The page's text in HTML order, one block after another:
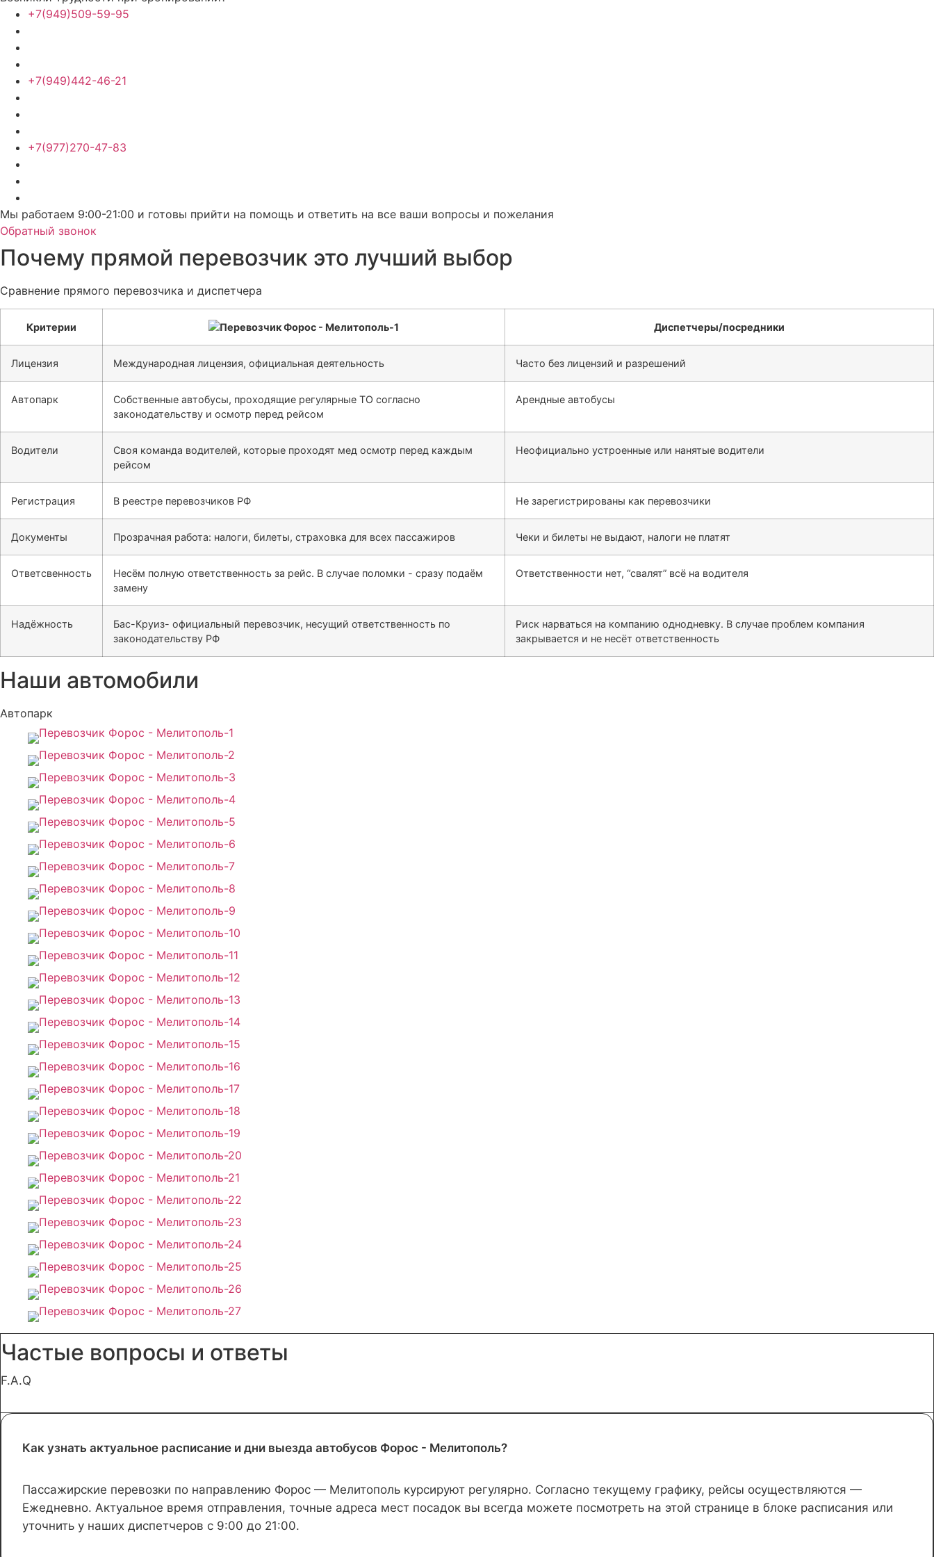
+7(949)509-59-95
+7(949)442-46-21
+7(977)270-47-83
Мы работаем 9:00-21:00 и готовы прийти на помощь и ответить на все ваши вопросы и пожелания
Обратный звонок
Почему прямой перевозчик это лучший выбор
Сравнение прямого перевозчика и диспетчера
Критерии Диспетчеры/посредники
Лицензия Международная лицензия, официальная деятельность Часто без лицензий и разрешений
Автопарк
Собственные автобусы, проходящие регулярные ТО согласно
законодательству и осмотр перед рейсом
Арендные автобусы
Водители
Своя команда водителей, которые проходят мед осмотр перед каждым
рейсом
Неофициально устроенные или нанятые водители
Регистрация В реестре перевозчиков РФ Не зарегистрированы как перевозчики
Документы Прозрачная работа: налоги, билеты, страховка для всех пассажиров Чеки и билеты не выдают, налоги не платят
Ответсвенность
Несём полную ответственность за рейс. В случае поломки - сразу подаём
замену
Ответственности нет, “свалят” всё на водителя
Надёжность
Бас-Круиз- официальный перевозчик, несущий ответственность по
законодательству РФ
Риск нарваться на компанию однодневку. В случае проблем компания
закрывается и не несёт ответственность
Наши автомобили
Автопарк
Частые вопросы и ответы
F.A.Q
Как узнать актуальное расписание и дни выезда автобусов Форос - Мелитополь?
Пассажирские перевозки по направлению Форос — Мелитополь курсируют регулярно. Согласно текущему графику, рейсы осуществляются —
Ежедневно. Актуальное время отправления, точные адреса мест посадок вы всегда можете посмотреть на этой странице в блоке расписания или
уточнить у наших диспетчеров с 9:00 до 21:00.